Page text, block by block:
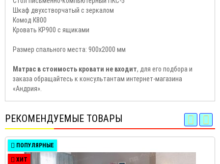
Шкаф двухстворчатый с зеркалом
Комод К800
Кровать КР900 с ящиками
Размер спального места: 900х2000 мм
Матрас в стоимость кровати не входит, для его подбора и
заказа обращайтесь к консультантам интернет-магазина
«Андрия».
РЕКОМЕНДУЕМЫЕ ТОВАРЫ
ПОПУЛЯРНЫЕ
ХИТ